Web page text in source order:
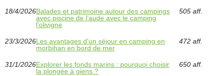
18/4/2026Balades et patrimoine autour des campings
avec piscine de l’aude avec le camping
l'olivigne
505 aff.
23/3/2026Les avantages d'un séjour en camping en
morbihan en bord de mer
472 aff.
31/1/2026Explorer les fonds marins : pourquoi choisir
la plongée à giens ?
650 aff.